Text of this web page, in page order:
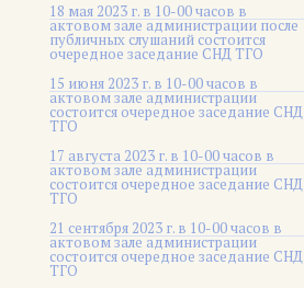
18 мая 2023 г. в 10-00 часов в
актовом зале администрации после
публичных слушаний состоится
очередное заседание СНД ТГО
15 июня 2023 г. в 10-00 часов в
актовом зале администрации
состоится очередное заседание СНД
ТГО
17 августа 2023 г. в 10-00 часов в
актовом зале администрации
состоится очередное заседание СНД
ТГО
21 сентября 2023 г. в 10-00 часов в
актовом зале администрации
состоится очередное заседание СНД
ТГО